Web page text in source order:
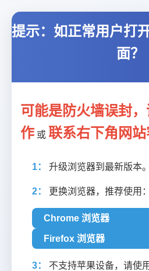
提示：如正常用户打
面？
可能是防火墙误封
作 或 联系右下角网
1： 升级浏览器到最新版本。
2： 更换浏览器，推荐使用：
Chrome 浏览器
Firefox 浏览器
3：
不支持苹果设备，请使